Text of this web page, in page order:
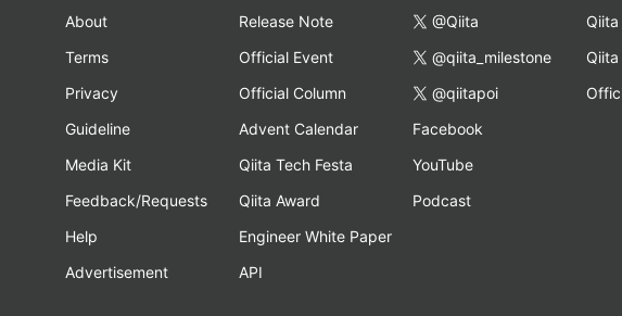
About
Terms
Privacy
Guideline
Media Kit
Feedback/Requests
Help
Advertisement
Release Note
Official Event
Official Column
Advent Calendar
Qiita Tech Festa
Qiita Award
Engineer White Paper
API
@Qiita
@qiita_milestone
@qiitapoi
Facebook
YouTube
Podcast
Qiita